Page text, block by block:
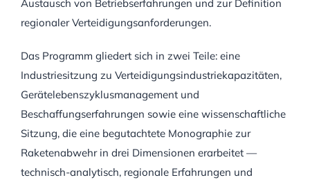
Austausch von Betriebserfahrungen und zur Definition
regionaler Verteidigungsanforderungen.
Das Programm gliedert sich in zwei Teile: eine
Industriesitzung zu Verteidigungsindustriekapazitäten,
Gerätelebenszyklusmanagement und
Beschaffungserfahrungen sowie eine wissenschaftliche
Sitzung, die eine begutachtete Monographie zur
Raketenabwehr in drei Dimensionen erarbeitet —
technisch-analytisch, regionale Erfahrungen und